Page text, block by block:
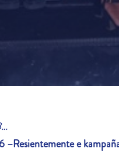
–Resientemente e